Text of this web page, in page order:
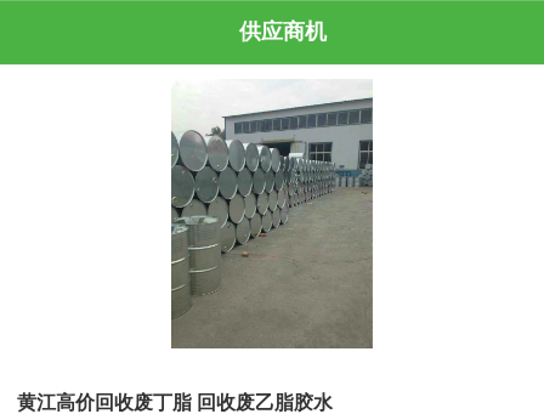
供应商机
黄江高价回收废丁脂 回收废乙脂胶水